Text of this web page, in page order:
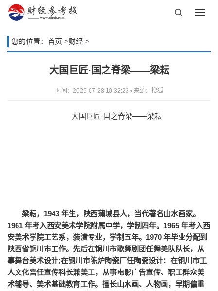
您的位置： 首页 >财经 >
大国巨匠·国之脊梁——梁耘
时间：2025-07-28 10:32:23 • 来源：搜狐
大国巨匠·国之脊梁——梁耘
梁耘，1943 年生，陕西蒲城县人，当代著名山水画家。
1961 年考入西安美术学院附属中学，学制四年。1965 年考入西
安美术学院工艺系，装潢专业，学制五年。1970 年毕业分配到
陕西省铜川市工作。先后在铜川市歌舞剧团任舞美队队长，从
事舞台美术设计;在铜川市陈炉陶瓷厂任陶瓷设计：在铜川市工
人文化宫任宣传科长兼美工，从事电影广告宣传、 职工群众美
术辅导、美术基础教育工作。擅长山水画、人物画，早期偏重